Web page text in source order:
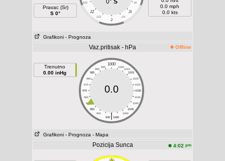
Pravac (Sr)
S 0°
ZJZ IJI
JZ JI
JJZ JJI
J
0° S
0.0 mph
0.0 kts
Grafikoni - Prognoza
Vaz.pritisak - hPa Offline
Trenutno
0.00 inHg
1000
995 1005
990
1010
985
1015
980
1020
975
1025
970
1030
965
1035
960
1040
955
1045
950
1050
|
940 1060
0.0
Grafikoni - Prognoza - Mapa
Pozicija Sunca 4:02 pm